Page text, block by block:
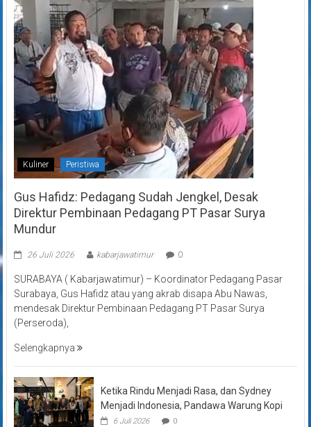
Kuliner Peristiwa
Gus Hafidz: Pedagang Sudah Jengkel, Desak
Direktur Pembinaan Pedagang PT Pasar Surya
Mundur
26 Juli 2026 kabarjawatimur 0
SURABAYA ( Kabarjawatimur) – Koordinator Pedagang Pasar
Surabaya, Gus Hafidz atau yang akrab disapa Abu Nawas,
mendesak Direktur Pembinaan Pedagang PT Pasar Surya
(Perseroda),
Selengkapnya
Ketika Rindu Menjadi Rasa, dan Sydney
Menjadi Indonesia, Pandawa Warung Kopi
6 Juli 2026 0